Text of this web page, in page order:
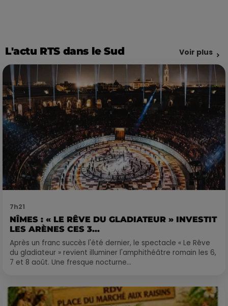
L'actu RTS dans le Sud Voir plus
7h21
NÎMES : « LE RÊVE DU GLADIATEUR » INVESTIT
LES ARÈNES CES 3...
Après un franc succès l'été dernier, le spectacle « Le Rêve
du gladiateur » revient illuminer l'amphithéâtre romain les 6,
7 et 8 août. Une fresque nocturne...